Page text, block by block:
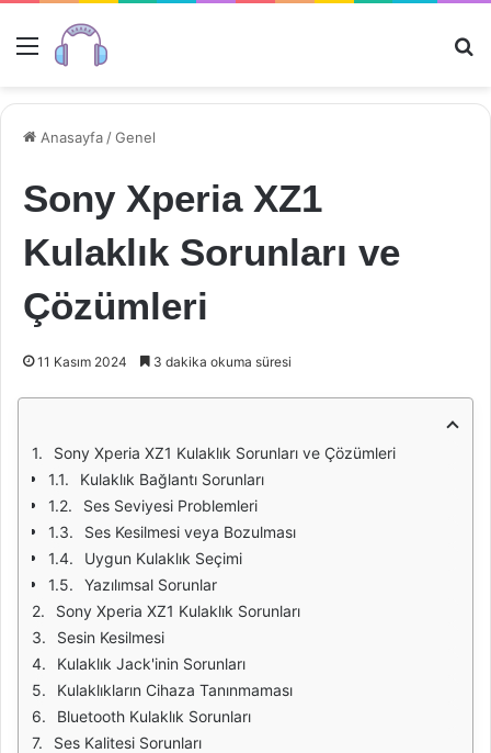
Menü
Anasayfa /Genel
Sony Xperia XZ1
Kulaklık Sorunları ve
Çözümleri
11 Kasım 2024 3 dakika okuma süresi
Sony Xperia XZ1 Kulaklık Sorunları ve Çözümleri
Kulaklık Bağlantı Sorunları
Ses Seviyesi Problemleri
Ses Kesilmesi veya Bozulması
Uygun Kulaklık Seçimi
Yazılımsal Sorunlar
Sony Xperia XZ1 Kulaklık Sorunları
Sesin Kesilmesi
Kulaklık Jack'inin Sorunları
Kulaklıkların Cihaza Tanınmaması
Bluetooth Kulaklık Sorunları
Ses Kalitesi Sorunları